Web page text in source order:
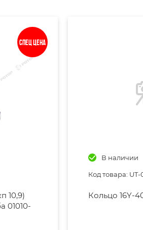
Спец цена
10,9)
01010-
В наличии
Код товара:
Кольцо 16Y-